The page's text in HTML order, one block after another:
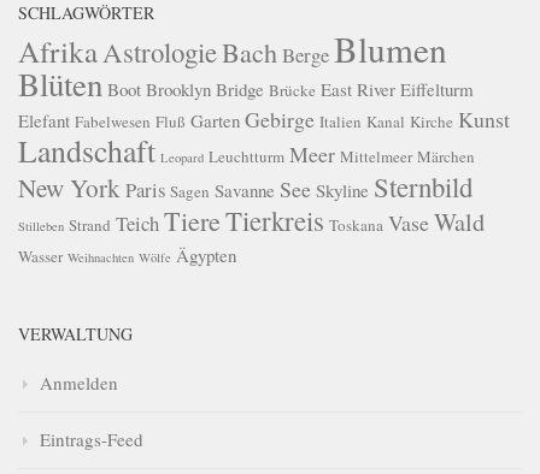
SCHLAGWÖRTER
AfrikaAstrologieBachBergeBlumen
Blüten Boot Brooklyn Bridge Brücke East River Eiffelturm
Elefant Fabelwesen Fluß Garten Gebirge Italien Kanal Kirche Kunst
Landschaft Leopard Leuchtturm Meer Mittelmeer Märchen
New YorkParis Sagen Savanne See Skyline Sternbild
Stilleben Strand TeichTiereTierkreis Toskana VaseWald
Wasser Weihnachten Wölfe Ägypten
VERWALTUNG
Anmelden
Eintrags-Feed